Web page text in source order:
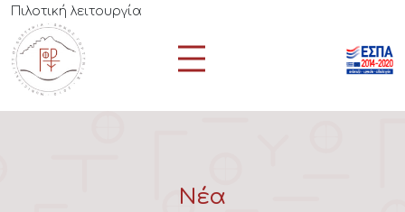
Πιλοτική λειτουργία
Νέα